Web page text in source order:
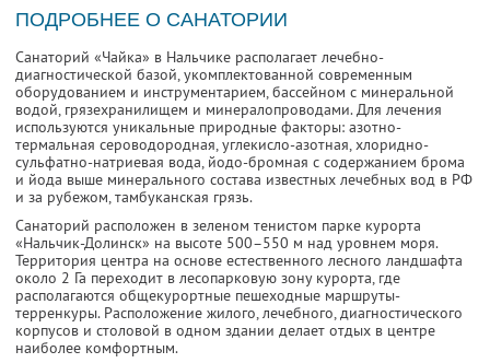
ПОДРОБНЕЕ О САНАТОРИИ
Санаторий «Чайка» в Нальчике располагает лечебно-
диагностической базой, укомплектованной современным
оборудованием и инструментарием, бассейном с минеральной
водой, грязехранилищем и минералопроводами. Для лечения
используются уникальные природные факторы: азотно-
термальная сероводородная, углекисло-азотная, хлоридно-
сульфатно-натриевая вода, йодо-бромная с содержанием брома
и йода выше минерального состава известных лечебных вод в РФ
и за рубежом, тамбуканская грязь.
Санаторий расположен в зеленом тенистом парке курорта
«Нальчик-Долинск» на высоте 500–550 м над уровнем моря.
Территория центра на основе естественного лесного ландшафта
около 2 Га переходит в лесопарковую зону курорта, где
располагаются общекурортные пешеходные маршруты-
терренкуры. Расположение жилого, лечебного, диагностического
корпусов и столовой в одном здании делает отдых в центре
наиболее комфортным.